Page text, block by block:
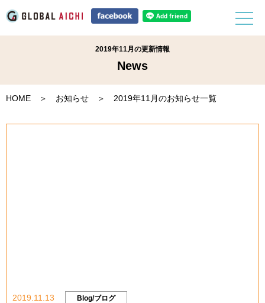
2019年11月の更新情報
News
HOME ＞ お知らせ ＞ 2019年11月のお知らせ一覧
2019.11.13 Blog/ブログ